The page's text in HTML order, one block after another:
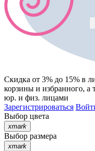
Скидка от 3% до 15% в
корзины и избранного, а
юр. и физ. лицами
Зарегистрироваться
Выбор цвета
xmark
Выбор размера
xmark